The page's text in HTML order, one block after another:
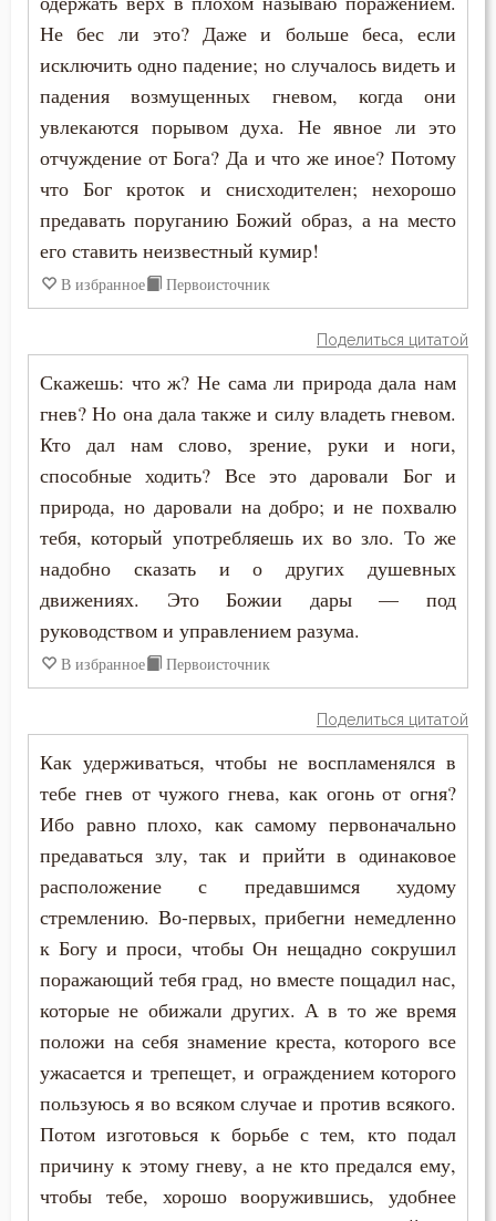
Духовная жизнь
Душа
Еда
Женщина
Жизнь
Зависть
Загробная жизнь
Закон Божий
Зло
Искушение
Исправление
Клятва
Красота
Крещение
Крещение Господне
Кротость
Лень
Лицемерие
Ложь
Не бес ли это? Даже и больше беса, если
исключить одно падение; но случалось видеть и
падения возмущенных гневом, когда они
увлекаются порывом духа. Не явное ли это
отчуждение от Бога? Да и что же иное? Потому
что Бог кроток и снисходителен; нехорошо
предавать поруганию Божий образ, а на место
его ставить неизвестный кумир!
В избранное Первоисточник
Поделиться цитатой
Скажешь: что ж? Не сама ли природа дала нам
гнев? Но она дала также и силу владеть гневом.
Кто дал нам слово, зрение, руки и ноги,
способные ходить? Все это даровали Бог и
природа, но даровали на добро; и не похвалю
тебя, который употребляешь их во зло. То же
надобно сказать и о других душевных
движениях. Это Божии дары — под
руководством и управлением разума.
В избранное Первоисточник
Поделиться цитатой
Как удерживаться, чтобы не воспламенялся в
тебе гнев от чужого гнева, как огонь от огня?
Ибо равно плохо, как самому первоначально
предаваться злу, так и прийти в одинаковое
расположение с предавшимся худому
стремлению. Во-первых, прибегни немедленно
к Богу и проси, чтобы Он нещадно сокрушил
поражающий тебя град, но вместе пощадил нас,
которые не обижали других. А в то же время
положи на себя знамение креста, которого все
ужасается и трепещет, и ограждением которого
пользуюсь я во всяком случае и против всякого.
Потом изготовься к борьбе с тем, кто подал
причину к этому гневу, а не кто предался ему,
чтобы тебе, хорошо вооружившись, удобнее